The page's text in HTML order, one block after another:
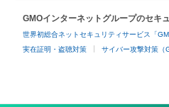
GMOインターネットグループのセキ
世界初総合ネットセキュリティサービス「
実在証明・盗聴対策 サイバー攻撃対策（